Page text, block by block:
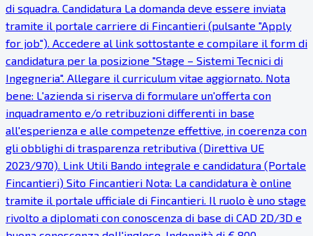
di squadra. Candidatura La domanda deve essere inviata
tramite il portale carriere di Fincantieri (pulsante "Apply
for job"). Accedere al link sottostante e compilare il form di
candidatura per la posizione "Stage – Sistemi Tecnici di
Ingegneria". Allegare il curriculum vitae aggiornato. Nota
bene: L'azienda si riserva di formulare un'offerta con
inquadramento e/o retribuzioni differenti in base
all'esperienza e alle competenze effettive, in coerenza con
gli obblighi di trasparenza retributiva (Direttiva UE
2023/970). Link Utili Bando integrale e candidatura (Portale
Fincantieri) Sito Fincantieri Nota: La candidatura è online
tramite il portale ufficiale di Fincantieri. Il ruolo è uno stage
rivolto a diplomati con conoscenza di base di CAD 2D/3D e